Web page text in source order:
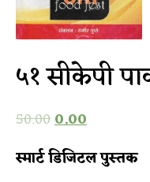
५१ सीकेपी
50.000.00
स्मार्ट डिजिटल पुस्तक